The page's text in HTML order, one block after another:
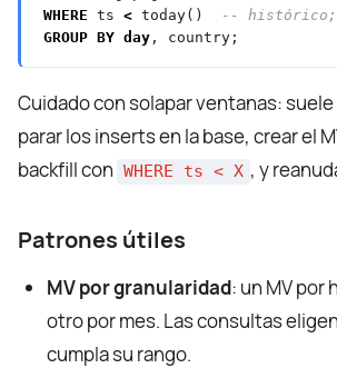
WHERE ts < today()
GROUP BY day , country;
Cuidado con solapar ventanas:
parar los inserts en la base, crear el
backfill con WHERE ts < X , y
Patrones útiles
MV por granularidad: un MV por
otro por mes. Las consultas
cumpla su rango.